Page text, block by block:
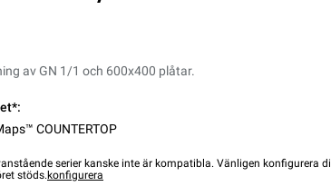
av GN 1/1 och 600x400 plåtar.
COUNTERTOP
serier kanske inte är kompatibla. Vänligen konfigurera
stöds. konfigurera